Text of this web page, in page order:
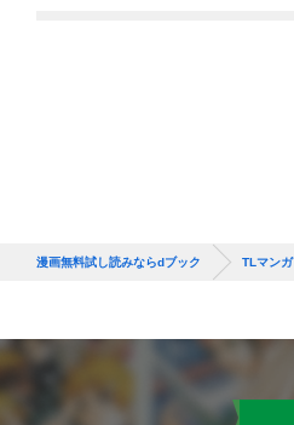
漫画無料試し読みならdブック TLマンガ